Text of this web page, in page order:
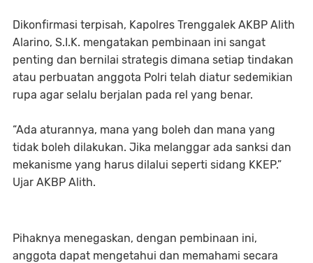
Dikonfirmasi terpisah, Kapolres Trenggalek AKBP Alith
Alarino, S.I.K. mengatakan pembinaan ini sangat
penting dan bernilai strategis dimana setiap tindakan
atau perbuatan anggota Polri telah diatur sedemikian
rupa agar selalu berjalan pada rel yang benar.
“Ada aturannya, mana yang boleh dan mana yang
tidak boleh dilakukan. Jika melanggar ada sanksi dan
mekanisme yang harus dilalui seperti sidang KKEP.”
Ujar AKBP Alith.
Pihaknya menegaskan, dengan pembinaan ini,
anggota dapat mengetahui dan memahami secara